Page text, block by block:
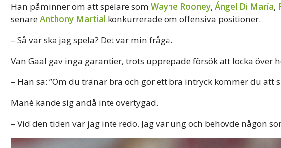
Han påminner om att spelare som Wayne Rooney, Ángel Di María,
senareAnthony Martial konkurrerade om offensiva positioner.
– Så var ska jag spela? Det var min fråga.
Van Gaal gav inga garantier, trots upprepade försök att locka över
– Han sa: ”Om du tränar bra och gör ett bra intryck kommer du att
Mané kände sig ändå inte övertygad.
– Vid den tiden var jag inte redo. Jag var ung och behövde någon